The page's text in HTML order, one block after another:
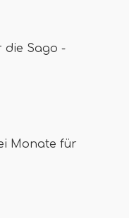
die Sago -
Monate für